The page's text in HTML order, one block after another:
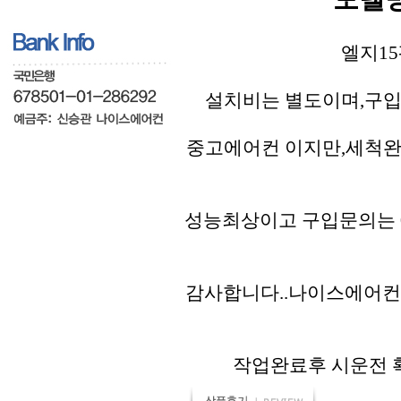
엘지
설치비는 별도이며,구
중고에어컨 이지만,세척
성능최상이고 구입문의
감사합니다..나이스에어
작업완료후 시운전